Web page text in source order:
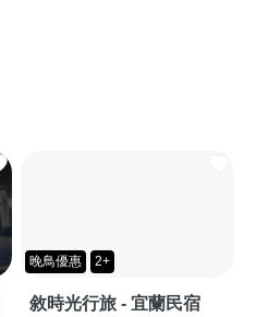
晚鳥優惠 2+
敘時光行旅 - 宜蘭民宿